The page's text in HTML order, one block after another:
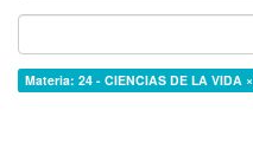
Materia: 24 - CIENCIAS DE LA VIDA ×